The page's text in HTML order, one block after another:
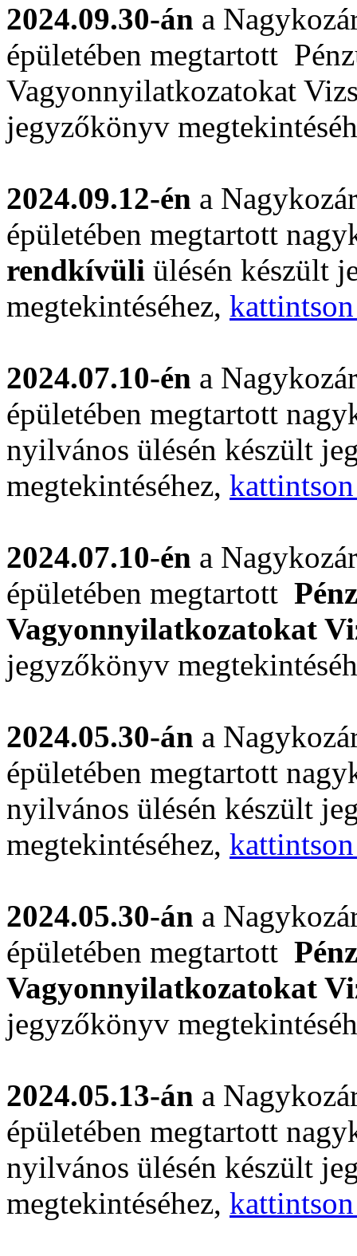
2024.09.30-án a
épületében megtartott
Vagyonnyilatkozatokat
jegyzőkönyv
2024.09.12-én a
épületében megtartott
rendkívüli ülésén készült
megtekintéséhez,
2024.07.10-én a
épületében megtartott
nyilvános ülésén készült
megtekintéséhez,
2024.07.10-én a
épületében megtartott
Vagyonnyilatkozatokat
jegyzőkönyv
2024.05.30-án a
épületében megtartott
nyilvános ülésén készült
megtekintéséhez,
2024.05.30-án a
épületében megtartott
Vagyonnyilatkozatokat
jegyzőkönyv
2024.05.13-án a
épületében megtartott
nyilvános ülésén készült
megtekintéséhez,